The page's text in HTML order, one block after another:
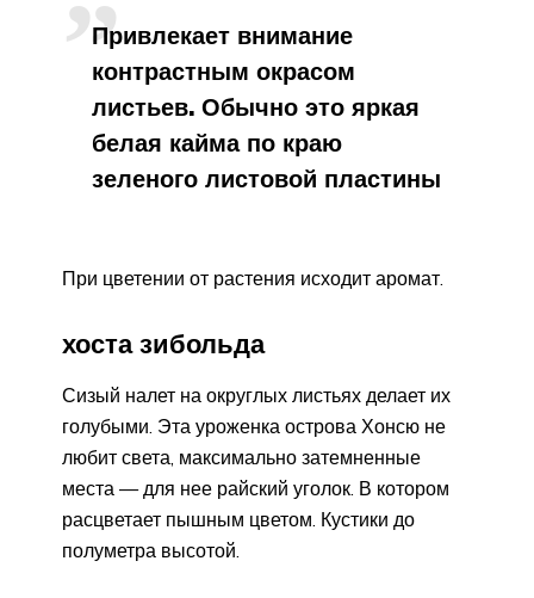
Привлекает внимание
контрастным окрасом
листьев. Обычно это яркая
белая кайма по краю
зеленого листовой пластины
При цветении от растения исходит аромат.
хоста зибольда
Сизый налет на округлых листьях делает их
голубыми. Эта уроженка острова Хонсю не
любит света, максимально затемненные
места — для нее райский уголок. В котором
расцветает пышным цветом. Кустики до
полуметра высотой.